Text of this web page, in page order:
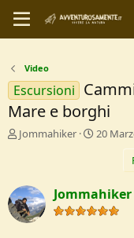
Video
Escursioni
Mare e borghi
C
t
o
r
Jommahiker
D
d
i
I
20
Jommahiker